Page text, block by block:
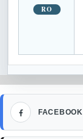
RO
FACEBOOK
Facebook